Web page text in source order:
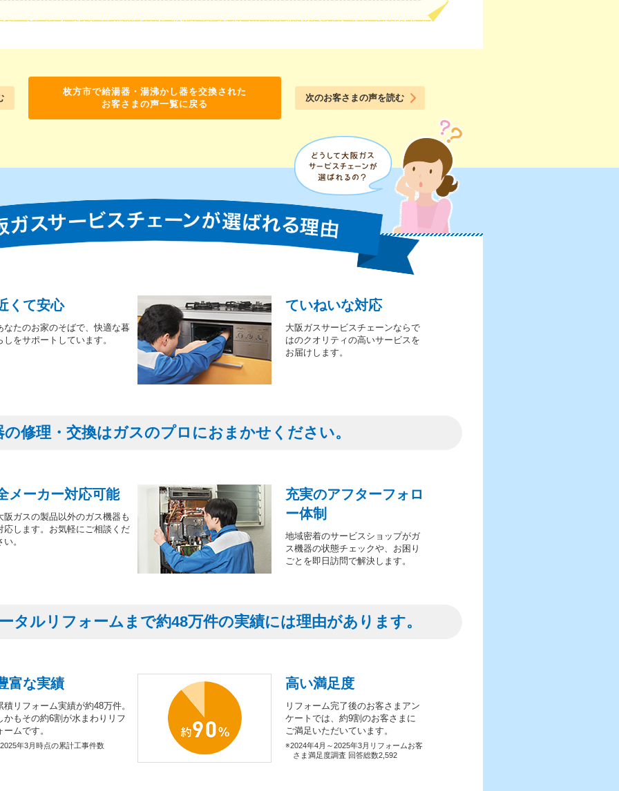
枚方市で給湯器・湯沸かし器を交換された
お客さまの声一覧に戻る
次のお客さまの声を読む
くて安心
なたのお家のそばで、快適な暮
しをサポートしています。
ていねいな対応
大阪ガスサービスチェーンならで
はのクオリティの高いサービスを
お届けします。
の修理・交換はガスのプロにおまかせください。
メーカー対応可能
阪ガスの製品以外のガス機器も
応します。お気軽にご相談くだ
い。
充実のアフターフォロ
ー体制
地域密着のサービスショップがガ
ス機器の状態チェックや、お困り
ごとを即日訪問で解決します。
タルリフォームまで約48万件の実績には理由があります。
富な実績
積リフォーム実績が約48万件。
かもその約6割が水まわりリフ
ームです。
年3月時点の累計工事件数
高い満足度
リフォーム完了後のお客さまアン
ケートでは、約9割のお客さまに
ご満足いただいています。
※2024年4月～2025年3月リフォームお客
さま満足度調査 回答総数2,592